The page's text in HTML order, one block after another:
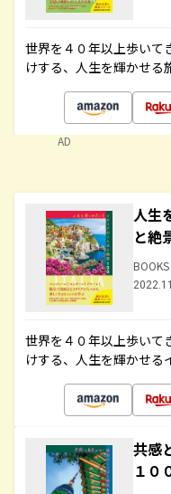
世界を４０年以上歩いて
けする、人生を輝かせる
AD
人生
と絶
世界を４０年以上歩いて
けする、人生を輝かせる
共感
１０